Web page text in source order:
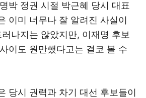
박 정권 시절 박근혜 당시 대표
이미 너무나 잘 알려진 사실이
나지는 않았지만, 이재명 후보
이도 원만했다고는 결코 볼 수
당시 권력과 차기 대선 후보들이